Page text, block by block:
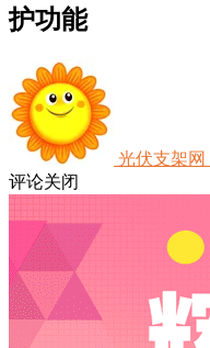
护功能
光伏支架网
评论关闭